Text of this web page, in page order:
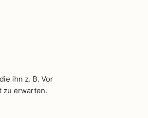
ihn z. B. Vor
zu erwarten.